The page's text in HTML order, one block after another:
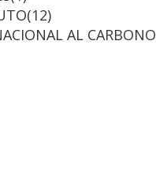
(12)
AL CARBONO